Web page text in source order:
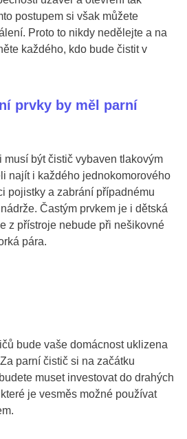
postupem si však můžete
Proto to nikdy nedělejte a na
každého, kdo bude čistit v
prvky by měl parní
být čistič vybaven tlakovým
najít i každého jednokomorového
pojistky a zabrání případnému
Častým prvkem je i dětská
z přístroje nebude při nešikovné
pára.
bude vaše domácnost uklizena
parní čistič si na začátku
muset investovat do drahých
je vesměs možné používat